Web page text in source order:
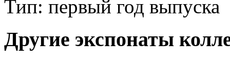
Тип: первый год выпуска
Другие экспонаты